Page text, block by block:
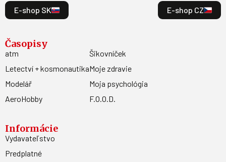
E-shop SK
E-shop CZ
Časopisy
atm
Letectví + kosmonautika
Modelář
AeroHobby
Šikovníček
Moje zdravie
Moja psychológia
F.O.O.D.
Informácie
Vydavateľstvo
Predplatné